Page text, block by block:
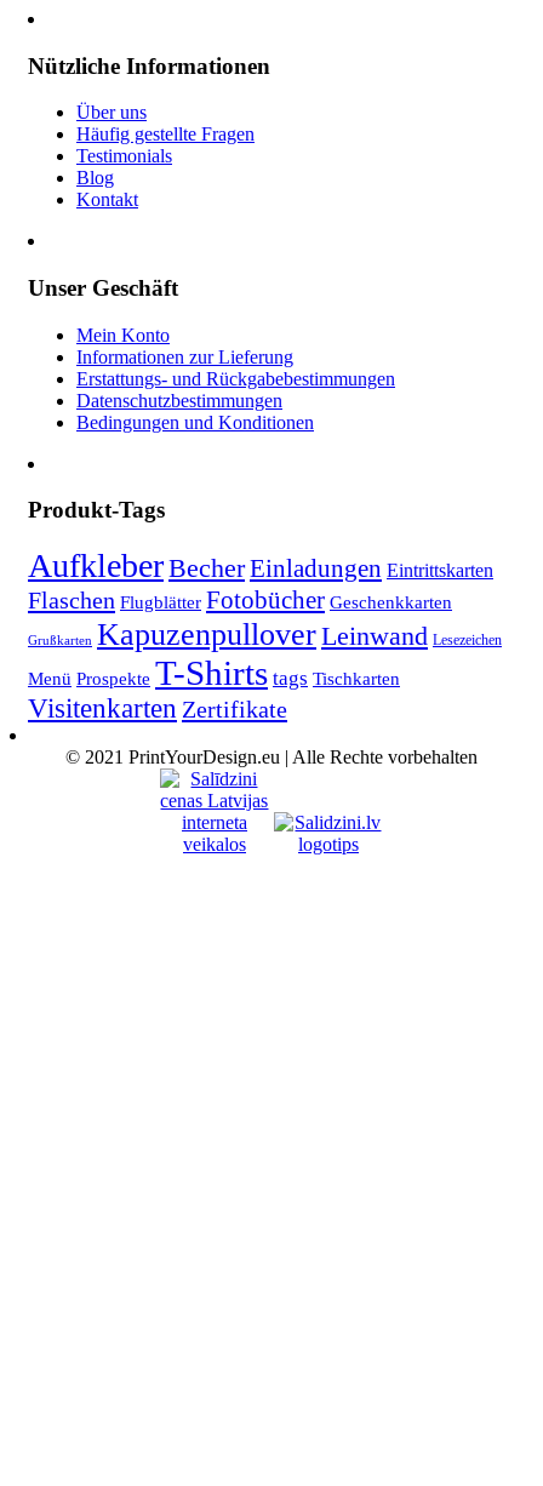
Nützliche Informationen
Über uns
Häufig gestellte Fragen
Testimonials
Blog
Kontakt
Unser Geschäft
Mein Konto
Informationen zur Lieferung
Erstattungs- und Rückgabebestimmungen
Datenschutzbestimmungen
Bedingungen und Konditionen
Produkt-Tags
AufkleberBecherEinladungen Eintrittskarten
Flaschen Flugblätter Fotobücher Geschenkkarten
Grußkarten KapuzenpulloverLeinwand Lesezeichen
Menü Prospekte T-Shirts tags Tischkarten
Visitenkarten Zertifikate
© 2021 PrintYourDesign.eu | Alle Rechte vorbehalten